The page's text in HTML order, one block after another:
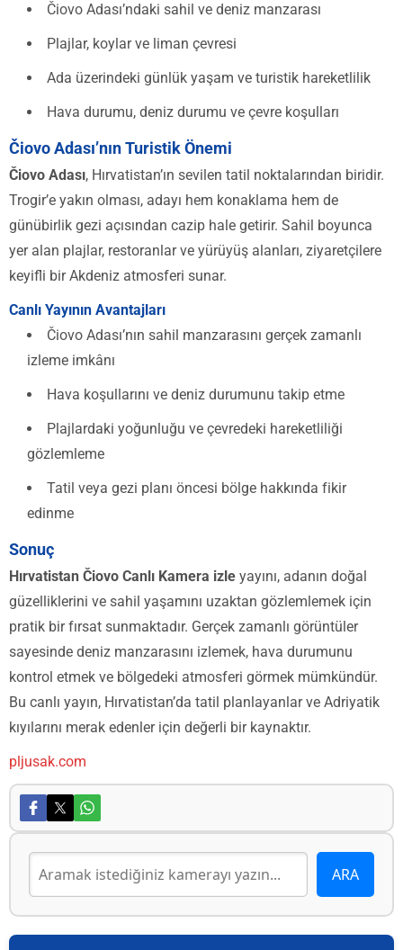
Čiovo Adası’ndaki sahil ve deniz manzarası
Plajlar, koylar ve liman çevresi
Ada üzerindeki günlük yaşam ve turistik hareketlilik
Hava durumu, deniz durumu ve çevre koşulları
Čiovo Adası’nın Turistik Önemi
Čiovo Adası, Hırvatistan’ın sevilen tatil noktalarından biridir.
Trogir’e yakın olması, adayı hem konaklama hem de
günübirlik gezi açısından cazip hale getirir. Sahil boyunca
yer alan plajlar, restoranlar ve yürüyüş alanları, ziyaretçilere
keyifli bir Akdeniz atmosferi sunar.
Canlı Yayının Avantajları
Čiovo Adası’nın sahil manzarasını gerçek zamanlı
izleme imkânı
Hava koşullarını ve deniz durumunu takip etme
Plajlardaki yoğunluğu ve çevredeki hareketliliği
gözlemleme
Tatil veya gezi planı öncesi bölge hakkında fikir
edinme
Sonuç
Hırvatistan Čiovo Canlı Kamera izle yayını, adanın doğal
güzelliklerini ve sahil yaşamını uzaktan gözlemlemek için
pratik bir fırsat sunmaktadır. Gerçek zamanlı görüntüler
sayesinde deniz manzarasını izlemek, hava durumunu
kontrol etmek ve bölgedeki atmosferi görmek mümkündür.
Bu canlı yayın, Hırvatistan’da tatil planlayanlar ve Adriyatik
kıyılarını merak edenler için değerli bir kaynaktır.
pljusak.com